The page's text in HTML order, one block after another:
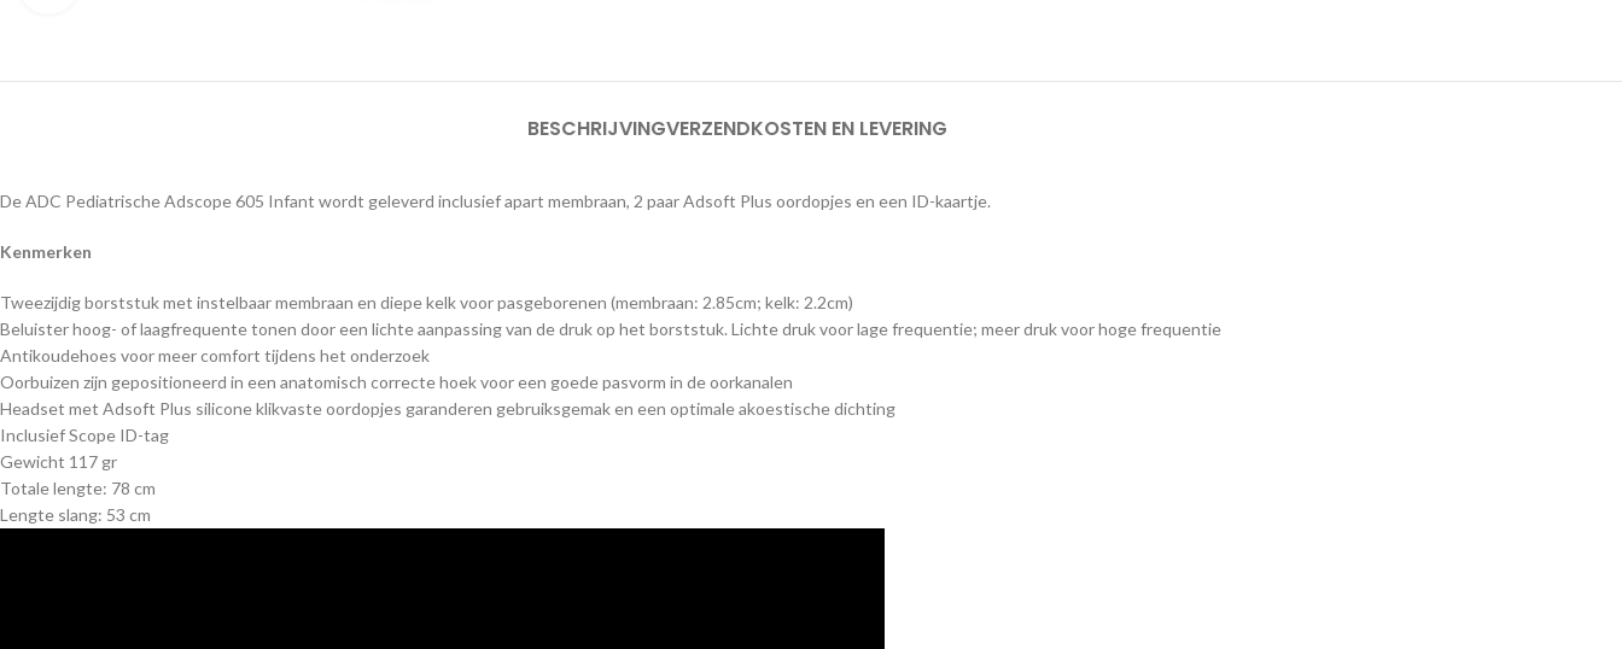
BESCHRIJVINGVERZENDKOSTEN EN LEVERING
De ADC Pediatrische Adscope 605 Infant wordt geleverd inclusief apart membraan, 2 paar Adsoft Plus oordopjes en een ID-kaartje.
Kenmerken
Tweezijdig borststuk met instelbaar membraan en diepe kelk voor pasgeborenen (membraan: 2.85cm; kelk: 2.2cm)
Beluister hoog- of laagfrequente tonen door een lichte aanpassing van de druk op het borststuk. Lichte druk voor lage frequentie; meer druk voor hoge frequentie
Antikoudehoes voor meer comfort tijdens het onderzoek
Oorbuizen zijn gepositioneerd in een anatomisch correcte hoek voor een goede pasvorm in de oorkanalen
Headset met Adsoft Plus silicone klikvaste oordopjes garanderen gebruiksgemak en een optimale akoestische dichting
Inclusief Scope ID-tag
Gewicht 117 gr
Totale lengte: 78 cm
Lengte slang: 53 cm